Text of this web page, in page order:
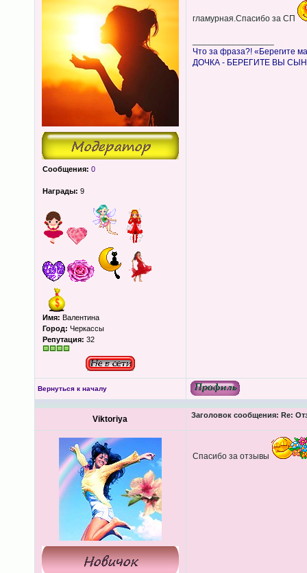
Сообщения: 0
Награды: 9
Имя: Валентина
Город: Черкассы
Репутация: 32
гламурная.Спасибо за СП
Что за фраза?! «Берегите
ДОЧКА - БЕРЕГИТЕ ВЫ
Вернуться к началу
Viktoriya Заголовок сообщения: Re:
Спасибо за отзывы